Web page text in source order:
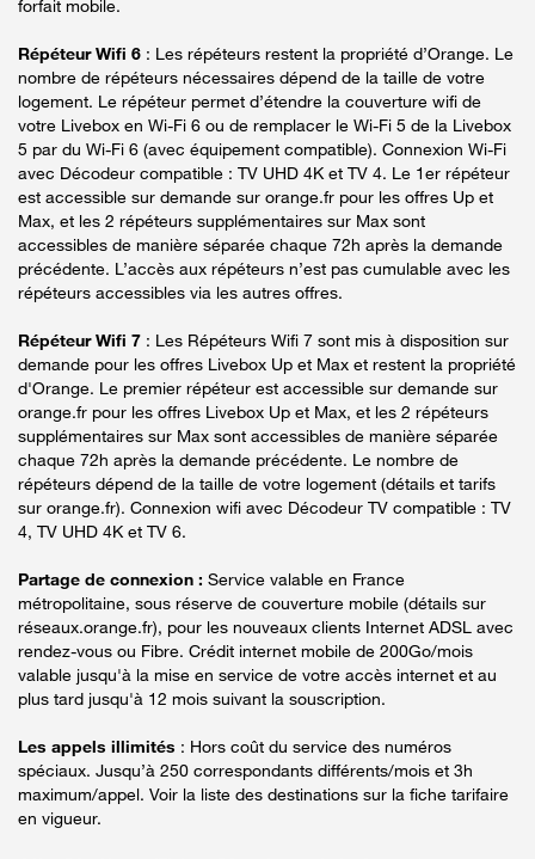
forfait mobile.
Répéteur Wifi 6 : Les répéteurs restent la propriété d’Orange. Le
nombre de répéteurs nécessaires dépend de la taille de votre
logement. Le répéteur permet d’étendre la couverture wifi de
votre Livebox en Wi-Fi 6 ou de remplacer le Wi-Fi 5 de la Livebox
5 par du Wi-Fi 6 (avec équipement compatible). Connexion Wi-Fi
avec Décodeur compatible : TV UHD 4K et TV 4. Le 1er répéteur
est accessible sur demande sur orange.fr pour les offres Up et
Max, et les 2 répéteurs supplémentaires sur Max sont
accessibles de manière séparée chaque 72h après la demande
précédente. L’accès aux répéteurs n’est pas cumulable avec les
répéteurs accessibles via les autres offres.
Répéteur Wifi 7 : Les Répéteurs Wifi 7 sont mis à disposition sur
demande pour les offres Livebox Up et Max et restent la propriété
d'Orange. Le premier répéteur est accessible sur demande sur
orange.fr pour les offres Livebox Up et Max, et les 2 répéteurs
supplémentaires sur Max sont accessibles de manière séparée
chaque 72h après la demande précédente. Le nombre de
répéteurs dépend de la taille de votre logement (détails et tarifs
sur orange.fr). Connexion wifi avec Décodeur TV compatible : TV
4, TV UHD 4K et TV 6.
Partage de connexion : Service valable en France
métropolitaine, sous réserve de couverture mobile (détails sur
réseaux.orange.fr), pour les nouveaux clients Internet ADSL avec
rendez-vous ou Fibre. Crédit internet mobile de 200Go/mois
valable jusqu'à la mise en service de votre accès internet et au
plus tard jusqu'à 12 mois suivant la souscription.
Les appels illimités : Hors coût du service des numéros
spéciaux. Jusqu’à 250 correspondants différents/mois et 3h
maximum/appel. Voir la liste des destinations sur la fiche tarifaire
en vigueur.